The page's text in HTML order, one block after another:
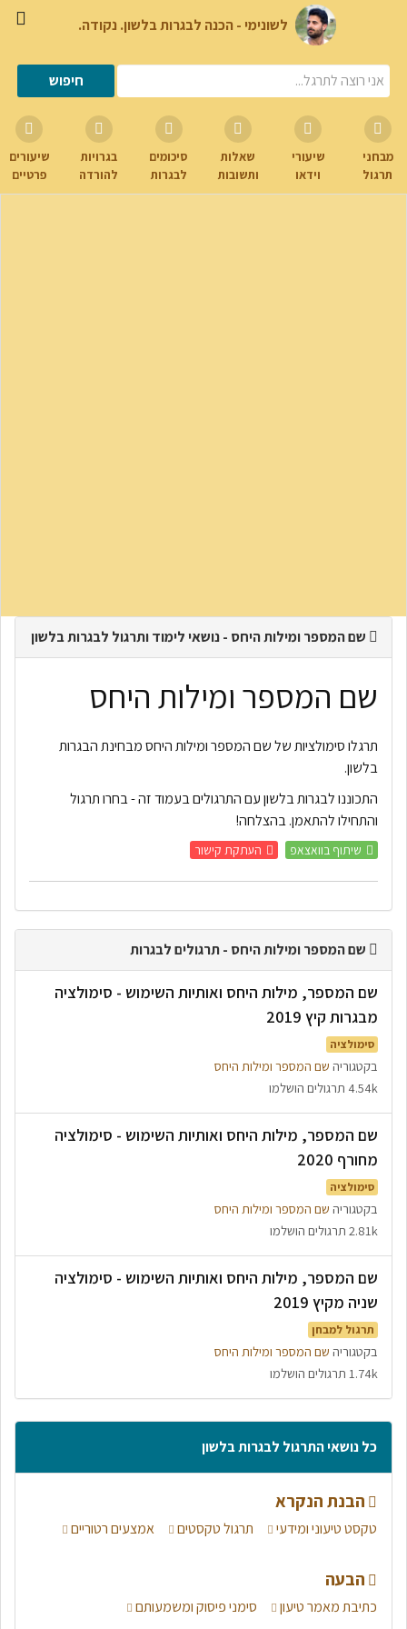
לשונימי - הכנה לבגרות בלשון. נקודה.
מבחני
תרגול
שיעורי
וידאו
שאלות
ותשובות
סיכומים
לבגרות
בגרויות
להורדה
שיעורים
פרטיים
שם המספר ומילות היחס - נושאי לימוד ותרגול לבגרות בלשון
שם המספר ומילות היחס
תרגלו סימולציות של שם המספר ומילות היחס מבחינת הבגרות
בלשון.
התכוננו לבגרות בלשון עם התרגולים בעמוד זה - בחרו תרגול
והתחילו להתאמן. בהצלחה!
שיתוף בוואצאפ העתקת קישור
שם המספר ומילות היחס - תרגולים לבגרות
שם המספר, מילות היחס ואותיות השימוש - סימולציה
מבגרות קיץ 2019
סימולציה
בקטגוריה שם המספר ומילות היחס
4.54k תרגולים הושלמו
שם המספר, מילות היחס ואותיות השימוש - סימולציה
מחורף 2020
סימולציה
בקטגוריה שם המספר ומילות היחס
2.81k תרגולים הושלמו
שם המספר, מילות היחס ואותיות השימוש - סימולציה
שניה מקיץ 2019
תרגול למבחן
בקטגוריה שם המספר ומילות היחס
1.74k תרגולים הושלמו
כל נושאי התרגול לבגרות בלשון
הבנת הנקרא
טקסט טיעוני ומידעי תרגול טקסטים אמצעים רטוריים
הבעה
כתיבת מאמר טיעון סימני פיסוק ומשמעותם